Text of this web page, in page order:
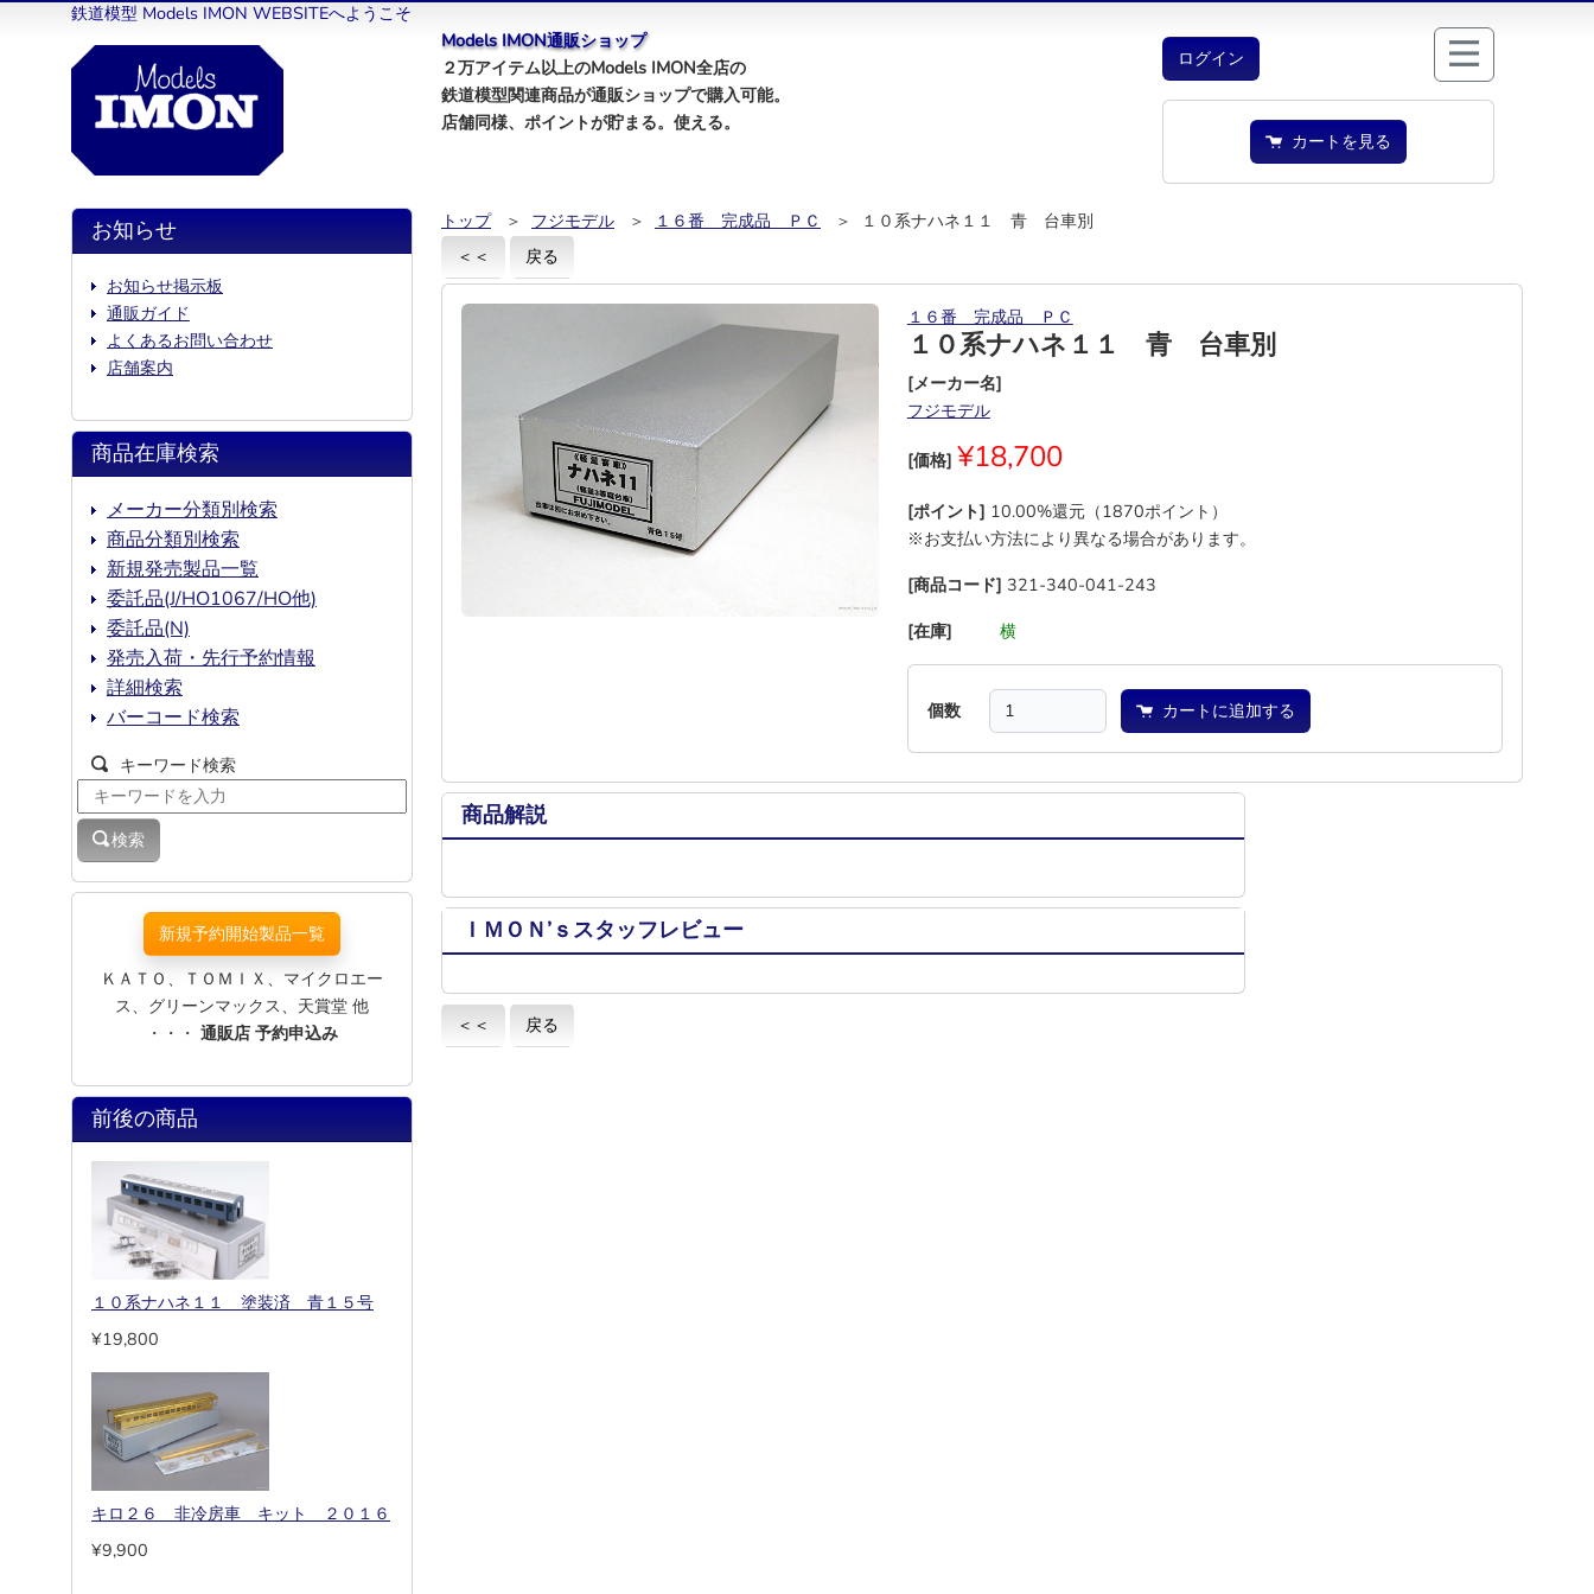
鉄道模型 Models IMON WEBSITEへようこそ
Models IMON通販ショップ
２万アイテム以上のModels IMON全店の
鉄道模型関連商品が通販ショップで購入可能。
店舗同様、ポイントが貯まる。使える。
ログイン
カートを見る
トップ ＞ フジモデル ＞ １６番 完成品 ＰＣ
＞ １０系ナハネ１１ 青 台車別
＜＜
戻る
１６番 完成品 ＰＣ
１０系ナハネ１１ 青 台車別
[メーカー名]
フジモデル
[価格] ¥18,700
[ポイント] 10.00%還元（1870ポイント）
※お支払い方法により異なる場合があります。
[商品コード] 321-340-041-243
[在庫]
横
個数 カートに追加する
商品解説
ＩＭＯＮ’ｓスタッフレビュー
＜＜ 戻る
お知らせ
お知らせ掲示板
通販ガイド
よくあるお問い合わせ
店舗案内
商品在庫検索
メーカー分類別検索
商品分類別検索
新規発売製品一覧
委託品(J/HO1067/HO他)
委託品(N)
発売入荷・先行予約情報
詳細検索
バーコード検索
キーワード検索
検索
新規予約開始製品一覧
ＫＡＴＯ、ＴＯＭＩＸ、マイクロエー
ス、グリーンマックス、天賞堂 他
・・・ 通販店 予約申込み
前後の商品
１０系ナハネ１１ 塗装済 青１５号
¥19,800
キロ２６ 非冷房車 キット ２０１６
¥9,900